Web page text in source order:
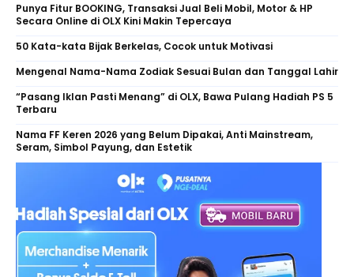
Punya Fitur BOOKING, Transaksi Jual Beli Mobil, Motor & HP
Secara Online di OLX Kini Makin Tepercaya
50 Kata-kata Bijak Berkelas, Cocok untuk Motivasi
Mengenal Nama-Nama Zodiak Sesuai Bulan dan Tanggal Lahir
“Pasang Iklan Pasti Menang” di OLX, Bawa Pulang Hadiah PS 5
Terbaru
Nama FF Keren 2026 yang Belum Dipakai, Anti Mainstream,
Seram, Simbol Payung, dan Estetik